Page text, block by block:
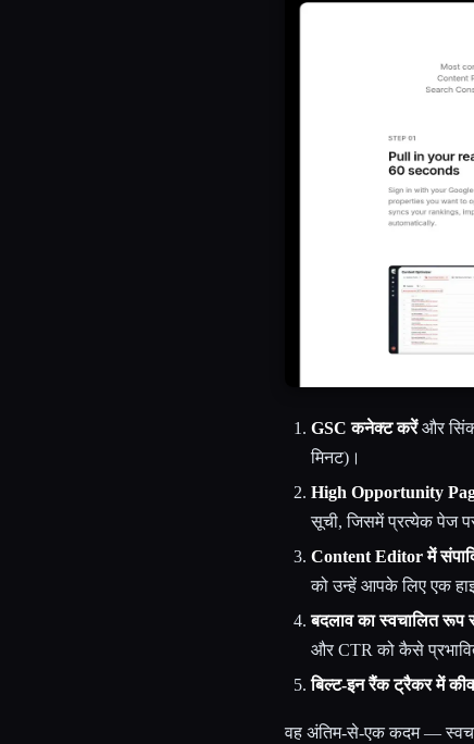
GSC कनेक्ट करेंऔर
मिनट)।
High Opportunity
सूची, जिसमें प्रत्येक पेज पर
Content Editor में
को उन्हें आपके लिए एक
बदलाव का स्वचालित रूप
और CTR को कैसे
बिल्ट-इन रैंक ट्रैकर में
वह अंतिम-से-एक कदम —